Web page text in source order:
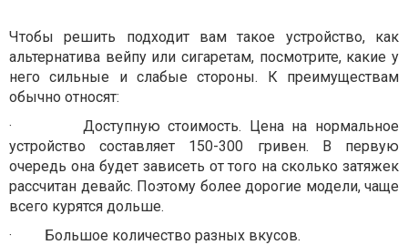
Чтобы решить подходит вам такое устройство, как
альтернатива вейпу или сигаретам, посмотрите, какие у
него сильные и слабые стороны. К преимуществам
обычно относят:
·
Доступную стоимость. Цена на нормальное
устройство составляет 150-300 гривен. В первую
очередь она будет зависеть от того на сколько затяжек
рассчитан девайс. Поэтому более дорогие модели, чаще
всего курятся дольше.
·
Большое количество разных вкусов.